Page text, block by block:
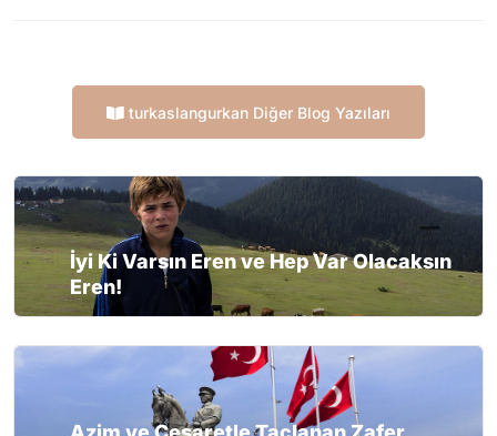
turkaslangurkan Diğer Blog Yazıları
İyi Ki Varsın Eren ve Hep Var Olacaksın
Eren!